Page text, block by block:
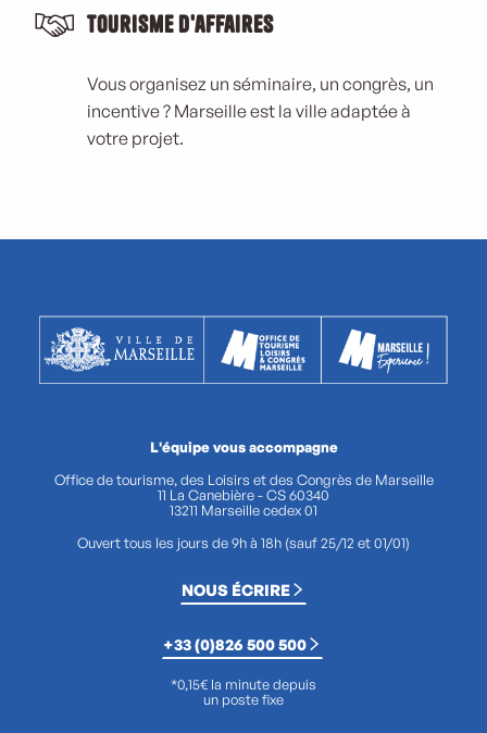
Tourisme d'affaires
Vous organisez un séminaire, un congrès, un
incentive ? Marseille est la ville adaptée à
votre projet.
L'équipe vous accompagne
Office de tourisme, des Loisirs et des Congrès de Marseille
11 La Canebière - CS 60340
13211 Marseille cedex 01
Ouvert tous les jours de 9h à 18h (sauf 25/12 et 01/01)
NOUS ÉCRIRE
+33 (0)826 500 500
*0,15€ la minute depuis
un poste fixe